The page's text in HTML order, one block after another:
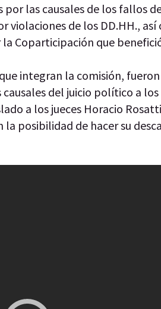
las causales de los fallos
violaciones de los DD.HH.,
Coparticipación que
integran la comisión,
del juicio político a
a los jueces Horacio
posibilidad de hacer su